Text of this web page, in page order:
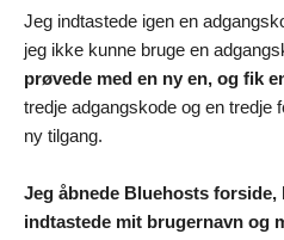
Jeg indtastede igen en
jeg ikke kunne bruge en
prøvede med en ny en, og fik
tredje adgangskode og en tredje
ny tilgang.
Jeg åbnede Bluehosts forside,
indtastede mit brugernavn og